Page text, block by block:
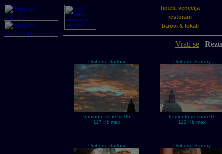
hoteli, venecija
restorani
barovi & lokali
Vrati se|
Umberto Sartory
tramonto-venezia-05
117 Kb max
Umberto Sartory
tramonto-gesuati-01
112 Kb max
Umberto Sartory Umberto Sartory